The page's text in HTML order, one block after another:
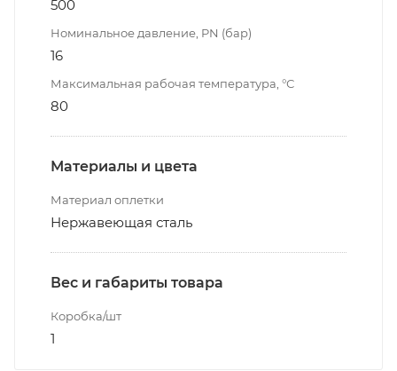
500
Номинальное давление, PN (бар)
16
Максимальная рабочая температура, °С
80
Материалы и цвета
Материал оплетки
Нержавеющая сталь
Вес и габариты товара
Коробка/шт
1